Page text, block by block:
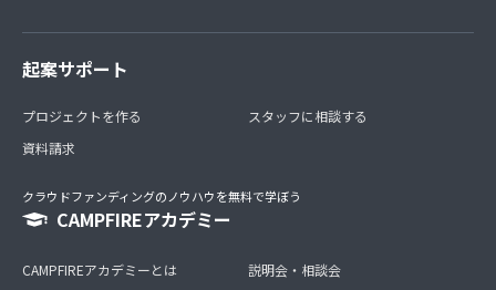
起案サポート
プロジェクトを作る
資料請求
スタッフに相談する
クラウドファンディングのノウハウを無料で学ぼう
CAMPFIREアカデミー
CAMPFIREアカデミーとは
説明会・相談会